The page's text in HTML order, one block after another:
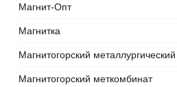
Магнит-Опт
Магнитка
Магнитогорский
Магнитогорский меткомбинат